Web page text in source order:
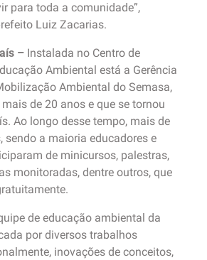
para toda a comunidade”,
Luiz Zacarias.
– Instalada no Centro de
Ambiental está a Gerência
Ambiental do Semasa,
de 20 anos e que se tornou
Ao longo desse tempo, mais de
sendo a maioria educadores e
de minicursos, palestras,
monitoradas, dentre outros, que
de educação ambiental da
por diversos trabalhos
inovações de conceitos,